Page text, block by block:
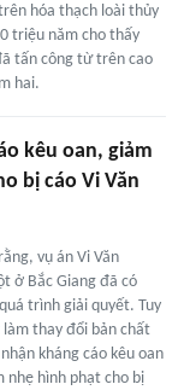
hóa thạch loài thủy
triệu năm cho thấy
tấn công từ trên cao
hai.
kêu oan, giảm
bị cáo Vi Văn
vụ án Vi Văn
ở Bắc Giang đã có
trình giải quyết. Tuy
thay đổi bản chất
kháng cáo kêu oan
nhẹ hình phạt cho bị